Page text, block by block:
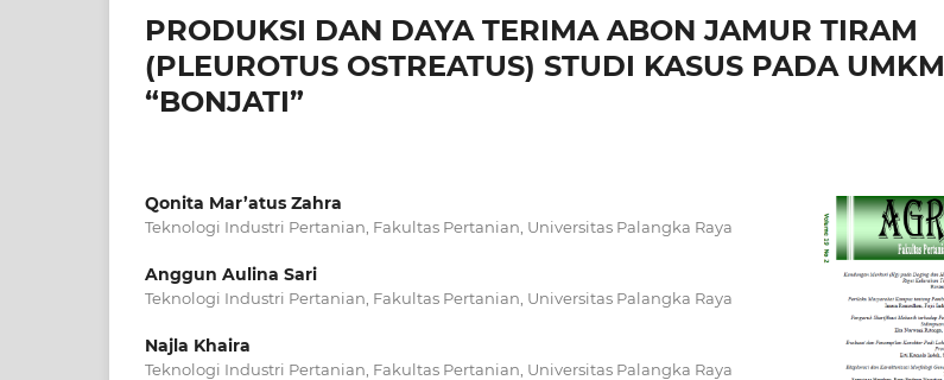
PRODUKSI DAN DAYA TERIMA ABON JAMUR TIRAM
(PLEUROTUS OSTREATUS) STUDI KASUS PADA UMKM
“BONJATI”
Qonita Mar’atus Zahra
Teknologi Industri Pertanian, Fakultas Pertanian, Universitas Palangka Raya
Anggun Aulina Sari
Teknologi Industri Pertanian, Fakultas Pertanian, Universitas Palangka Raya
Najla Khaira
Teknologi Industri Pertanian, Fakultas Pertanian, Universitas Palangka Raya